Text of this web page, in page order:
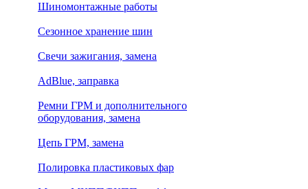
Шиномонтажные работы
Сезонное хранение шин
Свечи зажигания, замена
AdBlue, заправка
Ремни ГРМ и дополнительного
оборудования, замена
Цепь ГРМ, замена
Полировка пластиковых фар